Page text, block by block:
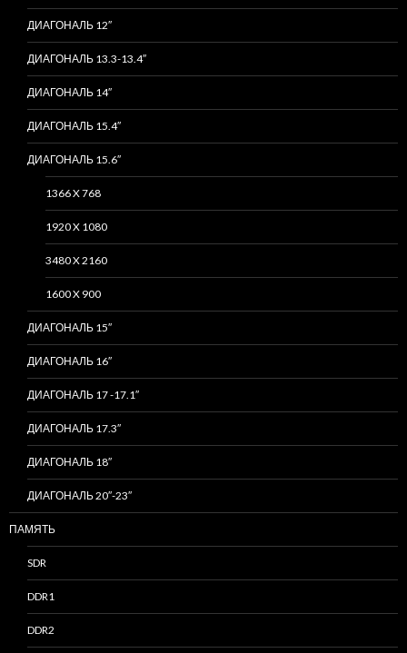
ДИАГОНАЛЬ 12″
ДИАГОНАЛЬ 13.3-13.4″
ДИАГОНАЛЬ 14″
ДИАГОНАЛЬ 15.4″
ДИАГОНАЛЬ 15.6″
1366 X 768
1920 X 1080
3480 X 2160
1600 X 900
ДИАГОНАЛЬ 15″
ДИАГОНАЛЬ 16″
ДИАГОНАЛЬ 17 -17.1″
ДИАГОНАЛЬ 17.3″
ДИАГОНАЛЬ 18″
ДИАГОНАЛЬ 20″-23″
ПАМЯТЬ
SDR
DDR1
DDR2